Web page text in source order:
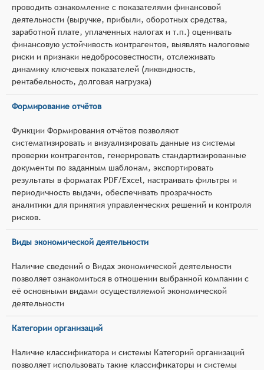
проводить ознакомление с показателями финансовой
деятельности (выручке, прибыли, оборотных средства,
заработной плате, уплаченных налогах и т.п.) оценивать
финансовую устойчивость контрагентов, выявлять налоговые
риски и признаки недобросовестности, отслеживать
динамику ключевых показателей (ликвидность,
рентабельность, долговая нагрузка)
Формирование отчётов
Функции Формирования отчётов позволяют
систематизировать и визуализировать данные из системы
проверки контрагентов, генерировать стандартизированные
документы по заданным шаблонам, экспортировать
результаты в форматах PDF/Excel, настраивать фильтры и
периодичность выдачи, обеспечивать прозрачность
аналитики для принятия управленческих решений и контроля
рисков.
Виды экономической деятельности
Наличие сведений о Видах экономической деятельности
позволяет ознакомиться в отношении выбранной компании с
её основными видами осуществляемой экономической
деятельности
Категории организаций
Наличие классификатора и системы Категорий организаций
позволяет использовать такие классификаторы и системы